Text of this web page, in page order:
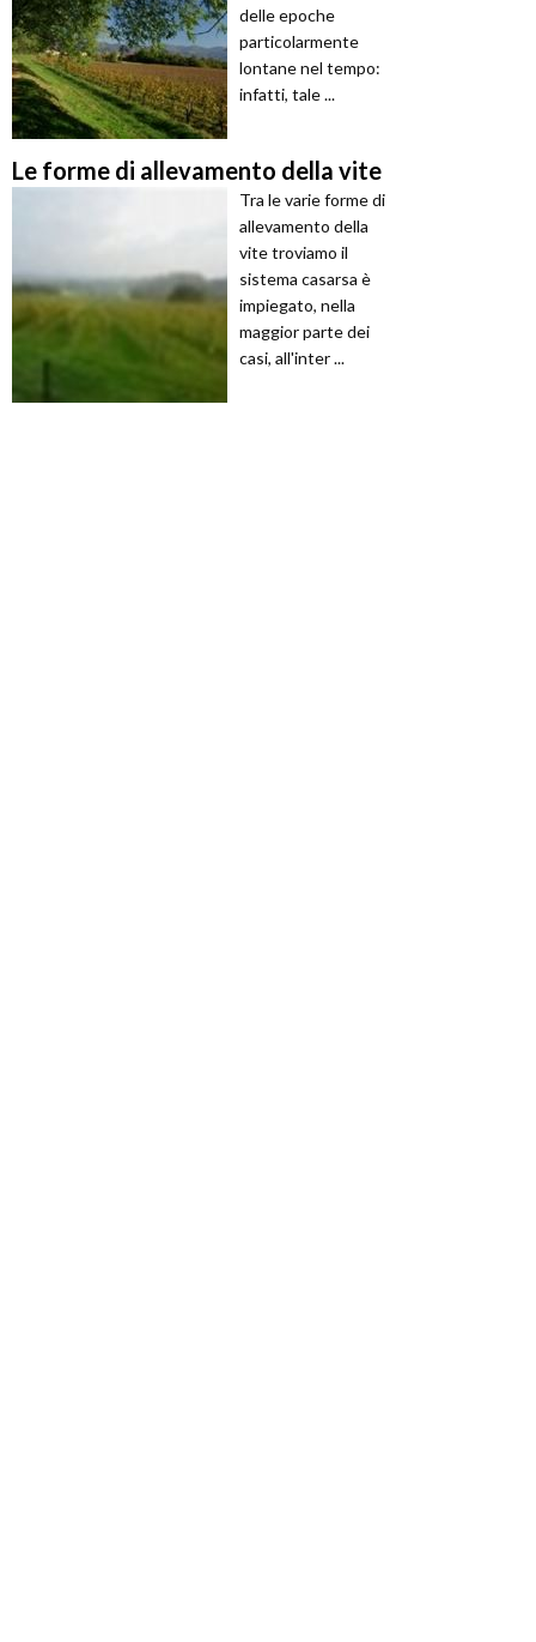
delle epoche
particolarmente
lontane nel tempo:
infatti, tale ...
Le forme di allevamento della vite
Tra le varie forme di
allevamento della
vite troviamo il
sistema casarsa è
impiegato, nella
maggior parte dei
casi, all'inter ...